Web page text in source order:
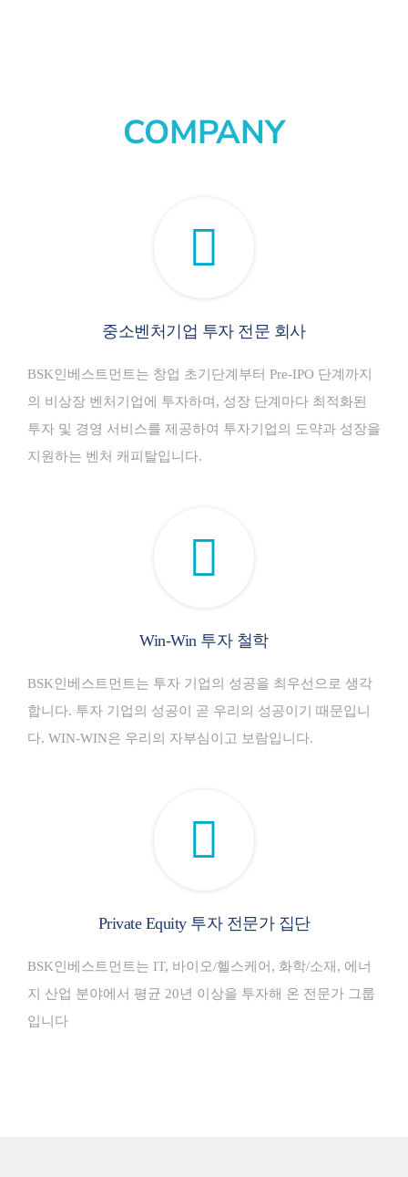
COMPANY
중소벤처기업 투자 전문 회사
BSK인베스트먼트는 창업 초기단계부터 Pre-IPO 단계까지
의 비상장 벤처기업에 투자하며, 성장 단계마다 최적화된
투자 및 경영 서비스를 제공하여 투자기업의 도약과 성장을
지원하는 벤처 캐피탈입니다.
Win-Win 투자 철학
BSK인베스트먼트는 투자 기업의 성공을 최우선으로 생각
합니다. 투자 기업의 성공이 곧 우리의 성공이기 때문입니
다. WIN-WIN은 우리의 자부심이고 보람입니다.
Private Equity 투자 전문가 집단
BSK인베스트먼트는 IT, 바이오/헬스케어, 화학/소재, 에너
지 산업 분야에서 평균 20년 이상을 투자해 온 전문가 그룹
입니다